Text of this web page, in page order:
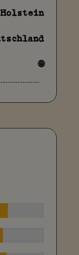
🌐